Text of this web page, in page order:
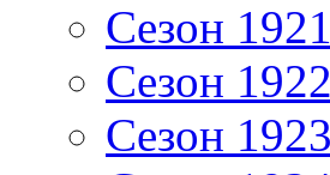
Сезон
Сезон
Сезон